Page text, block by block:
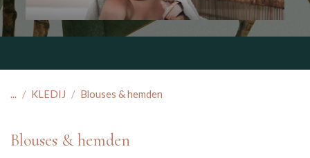
... KLEDIJ Blouses & hemden
Blouses & hemden